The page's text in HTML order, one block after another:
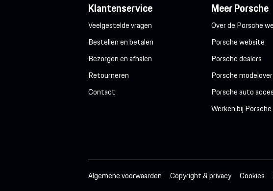
Klantenservice
Veelgestelde vragen
Bestellen en betalen
Bezorgen en afhalen
Retourneren
Contact
Meer Porsche
Over de Porsche
Porsche website
Porsche dealers
Porsche
Porsche auto
Werken bij Porsche
Algemene voorwaarden Copyright & privacy Cookies